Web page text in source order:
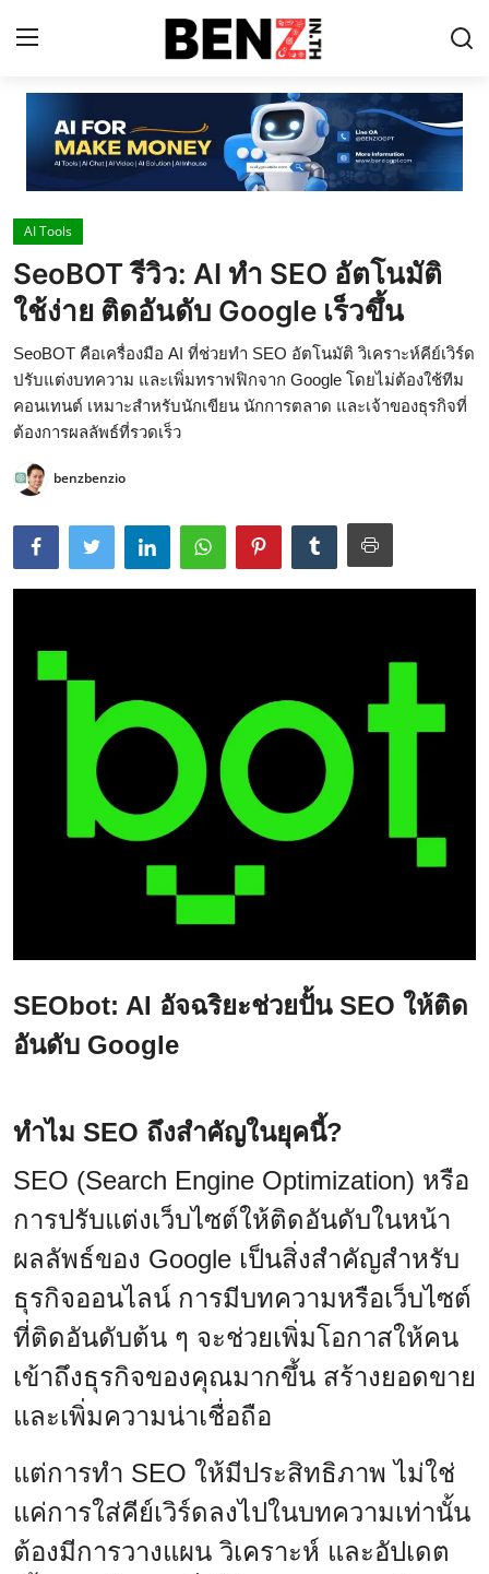
Home
Contact
AI Tools
ChatGPT Prompts
ThaiGPT Builder
คอร์สเรียน ChatGPT
AI Tools
SeoBOT รีวิว: AI ทำ SEO อัตโนมัติ
ใช้ง่าย ติดอันดับ Google เร็วขึ้น
SeoBOT คือเครื่องมือ AI ที่ช่วยทำ SEO อัตโนมัติ วิเคราะห์คีย์เวิร์ด
ปรับแต่งบทความ และเพิ่มทราฟฟิกจาก Google โดยไม่ต้องใช้ทีม
คอนเทนต์ เหมาะสำหรับนักเขียน นักการตลาด และเจ้าของธุรกิจที่
ต้องการผลลัพธ์ที่รวดเร็ว
benzbenzio
SEObot: AI อัจฉริยะช่วยปั้น SEO ให้ติด
อันดับ Google
ทำไม SEO ถึงสำคัญในยุคนี้?
SEO (Search Engine Optimization) หรือ
การปรับแต่งเว็บไซต์ให้ติดอันดับในหน้า
ผลลัพธ์ของ Google เป็นสิ่งสำคัญสำหรับ
ธุรกิจออนไลน์ การมีบทความหรือเว็บไซต์
ที่ติดอันดับต้น ๆ จะช่วยเพิ่มโอกาสให้คน
เข้าถึงธุรกิจของคุณมากขึ้น สร้างยอดขาย
และเพิ่มความน่าเชื่อถือ
แต่การทำ SEO ให้มีประสิทธิภาพ ไม่ใช่
แค่การใส่คีย์เวิร์ดลงไปในบทความเท่านั้น
ต้องมีการวางแผน วิเคราะห์ และอัปเดต